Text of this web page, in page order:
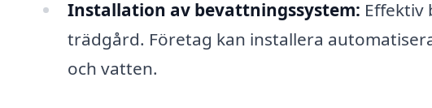
Installation av bevattningssystem: Effektiv
trädgård. Företag kan installera
och vatten.